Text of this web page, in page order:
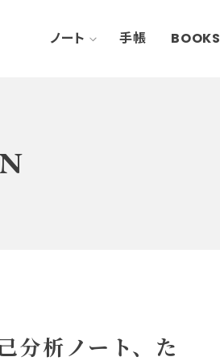
ノート 手帳 BOOKS
分析ノート、た